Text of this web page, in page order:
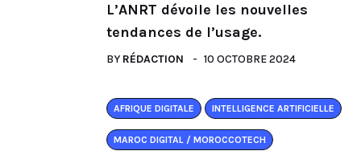
L’ANRT dévoile les nouvelles
tendances de l’usage.
BY RÉDACTION 10 OCTOBRE 2024
AFRIQUE DIGITALE INTELLIGENCE ARTIFICIELLE
MAROC DIGITAL / MOROCCOTECH